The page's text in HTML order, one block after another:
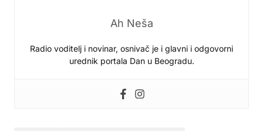
Ah Neša
Radio voditelj i novinar, osnivač je i glavni i odgovorni
urednik portala Dan u Beogradu.